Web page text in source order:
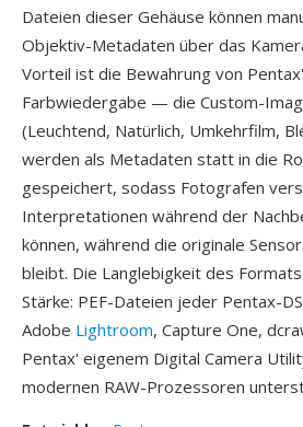
Dateien dieser Gehäuse können
Objektiv-Metadaten über das
Vorteil ist die Bewahrung von
Farbwiedergabe — die Custom-
(Leuchtend, Natürlich, Umkehrfilm,
werden als Metadaten statt in die
gespeichert, sodass Fotografen
Interpretationen während der
können, während die originale
bleibt. Die Langlebigkeit des
Stärke: PEF-Dateien jeder Pentax-
Adobe Lightroom, Capture One,
Pentax' eigenem Digital Camera
modernen RAW-Prozessoren